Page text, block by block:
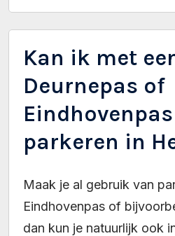
Kan ik met
Deurnepas of
parkeren in
Maak je al gebruik van
Eindhovenpas of
dan kun je natuurlijk ook